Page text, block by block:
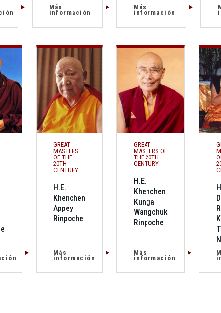
Más
información
Más
información
GREAT
MASTERS
OF THE
20TH
CENTURY
H.E.
Khenchen
Appey
Rinpoche
Más
información
GREAT
MASTERS OF
THE 20TH
CENTURY
H.E.
Khenchen
Kunga
Wangchuk
Rinpoche
Más
información